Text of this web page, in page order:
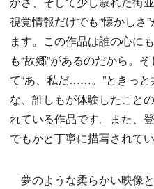
視覚情報だけでも“懐かしさ
ます。この作品は誰の心に
も“故郷”があるのだから。
て“あ、私だ……。”ときっ
な、誰しもが体験したこと
れている作品です。また、
でもかと丁寧に描写されてい
夢のような柔らかい映像